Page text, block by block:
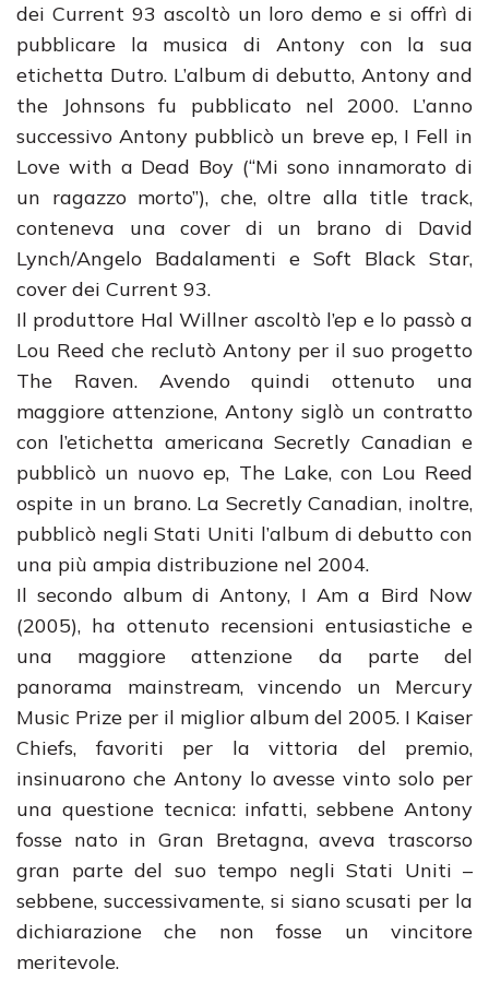
dei Current 93 ascoltò un loro demo e si offrì di
pubblicare la musica di Antony con la sua
etichetta Dutro. L’album di debutto, Antony and
the Johnsons fu pubblicato nel 2000. L’anno
successivo Antony pubblicò un breve ep, I Fell in
Love with a Dead Boy (“Mi sono innamorato di
un ragazzo morto”), che, oltre alla title track,
conteneva una cover di un brano di David
Lynch/Angelo Badalamenti e Soft Black Star,
cover dei Current 93.
Il produttore Hal Willner ascoltò l’ep e lo passò a
Lou Reed che reclutò Antony per il suo progetto
The Raven. Avendo quindi ottenuto una
maggiore attenzione, Antony siglò un contratto
con l’etichetta americana Secretly Canadian e
pubblicò un nuovo ep, The Lake, con Lou Reed
ospite in un brano. La Secretly Canadian, inoltre,
pubblicò negli Stati Uniti l’album di debutto con
una più ampia distribuzione nel 2004.
Il secondo album di Antony, I Am a Bird Now
(2005), ha ottenuto recensioni entusiastiche e
una maggiore attenzione da parte del
panorama mainstream, vincendo un Mercury
Music Prize per il miglior album del 2005. I Kaiser
Chiefs, favoriti per la vittoria del premio,
insinuarono che Antony lo avesse vinto solo per
una questione tecnica: infatti, sebbene Antony
fosse nato in Gran Bretagna, aveva trascorso
gran parte del suo tempo negli Stati Uniti –
sebbene, successivamente, si siano scusati per la
dichiarazione che non fosse un vincitore
meritevole.